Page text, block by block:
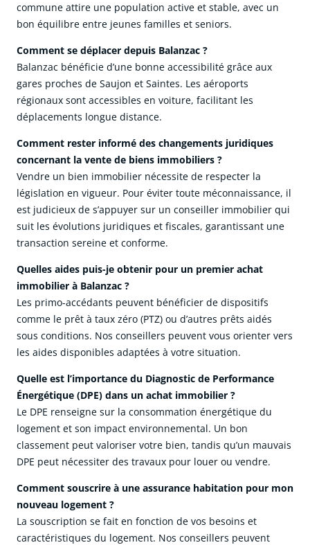
commune attire une population active et stable, avec un
bon équilibre entre jeunes familles et seniors.
Comment se déplacer depuis Balanzac ?
Balanzac bénéficie d’une bonne accessibilité grâce aux
gares proches de Saujon et Saintes. Les aéroports
régionaux sont accessibles en voiture, facilitant les
déplacements longue distance.
Comment rester informé des changements juridiques
concernant la vente de biens immobiliers ?
Vendre un bien immobilier nécessite de respecter la
législation en vigueur. Pour éviter toute méconnaissance, il
est judicieux de s’appuyer sur un conseiller immobilier qui
suit les évolutions juridiques et fiscales, garantissant une
transaction sereine et conforme.
Quelles aides puis-je obtenir pour un premier achat
immobilier à Balanzac ?
Les primo-accédants peuvent bénéficier de dispositifs
comme le prêt à taux zéro (PTZ) ou d’autres prêts aidés
sous conditions. Nos conseillers peuvent vous orienter vers
les aides disponibles adaptées à votre situation.
Quelle est l’importance du Diagnostic de Performance
Énergétique (DPE) dans un achat immobilier ?
Le DPE renseigne sur la consommation énergétique du
logement et son impact environnemental. Un bon
classement peut valoriser votre bien, tandis qu’un mauvais
DPE peut nécessiter des travaux pour louer ou vendre.
Comment souscrire à une assurance habitation pour mon
nouveau logement ?
La souscription se fait en fonction de vos besoins et
caractéristiques du logement. Nos conseillers peuvent